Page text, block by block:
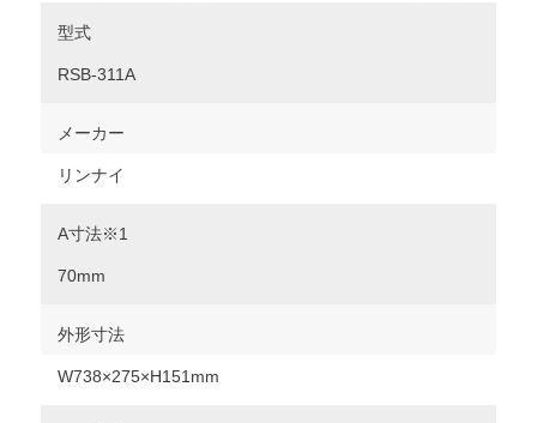
型式
RSB-311A
メーカー
リンナイ
A寸法※1
70mm
外形寸法
W738×275×H151mm